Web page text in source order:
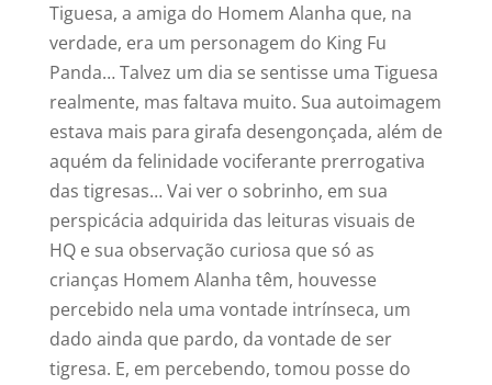
Tiguesa, a amiga do Homem Alanha que, na
verdade, era um personagem do King Fu
Panda… Talvez um dia se sentisse uma Tiguesa
realmente, mas faltava muito. Sua autoimagem
estava mais para girafa desengonçada, além de
aquém da felinidade vociferante prerrogativa
das tigresas… Vai ver o sobrinho, em sua
perspicácia adquirida das leituras visuais de
HQ e sua observação curiosa que só as
crianças Homem Alanha têm, houvesse
percebido nela uma vontade intrínseca, um
dado ainda que pardo, da vontade de ser
tigresa. E, em percebendo, tomou posse do